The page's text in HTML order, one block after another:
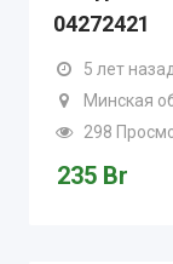
04272421
5 лет назад
Минская
298
235 Br